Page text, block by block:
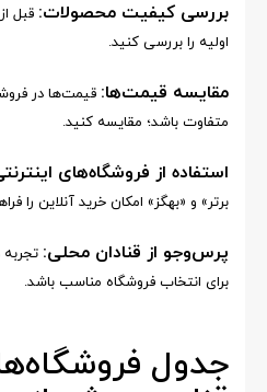
بررسی کیفیت محصولات: قبل
اولیه را بررسی کنید.
مقایسه قیمت‌ها: قیمت‌ها در
متفاوت باشد؛ مقایسه کنید.
استفاده از فروشگاه‌های
برتر» و «بهگز» امکان خرید آنلاین را
پرس‌وجو از قنادان محلی: تجربه
برای انتخاب فروشگاه مناسب باشد.
جدول